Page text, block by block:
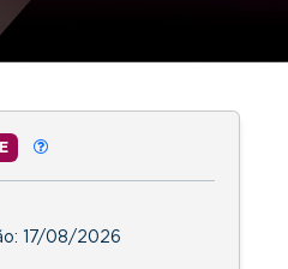
17/08/2026